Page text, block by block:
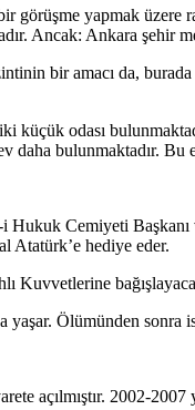
görüşme yapmak
Ancak: Ankara şehir
bir amacı da,
odası
daha bulunmaktadır.
Cemiyeti
Atatürk’e hediye eder.
yaşar. Ölümünden
açılmıştır. 2002-